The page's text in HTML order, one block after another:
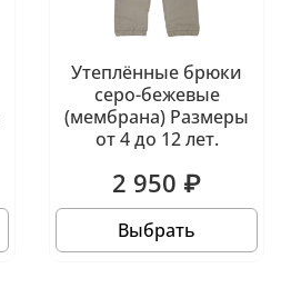
Утеплённые брюки
серо-бежевые
(мембрана) Размеры
от 4 до 12 лет.
2 950 ₽
Выбрать